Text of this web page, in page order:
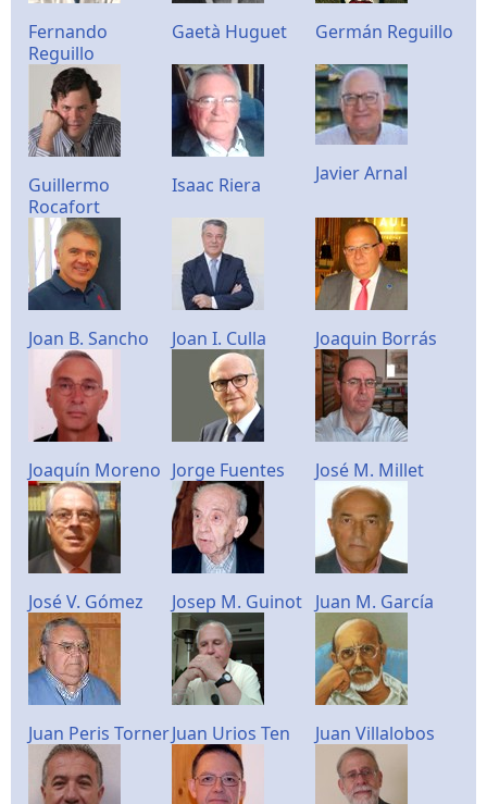
Fernando
Reguillo
Gaetà Huguet Germán Reguillo
Guillermo
Rocafort
Isaac Riera Javier Arnal
Joan B. Sancho Joan I. Culla Joaquin Borrás
Joaquín Moreno Jorge Fuentes José M. Millet
José V. Gómez Josep M. Guinot Juan M. García
Juan Peris TornerJuan Urios Ten Juan Villalobos